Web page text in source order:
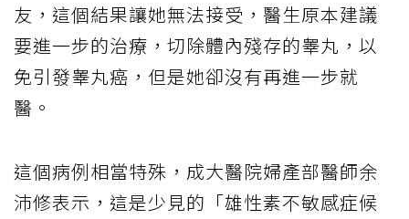
友，這個結果讓她無法接受，醫生原本建議
要進一步的治療，切除體內殘存的睾丸，以
免引發睾丸癌，但是她卻沒有再進一步就
醫。
這個病例相當特殊，成大醫院婦產部醫師余
沛修表示，這是少見的「雄性素不敏感症候